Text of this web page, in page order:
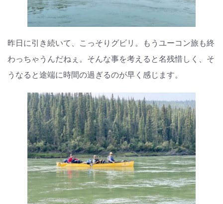
昨日に引き続いて、こっそりグビリ。もうユーコン旅も終
わっちゃうんだねぇ。そんな事を考えると名残惜しく、そ
うなると途端に時間の過ぎるのが早く感じます。